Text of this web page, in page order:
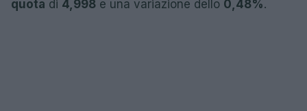
quota di 4,998 e una variazione dello 0,48%.